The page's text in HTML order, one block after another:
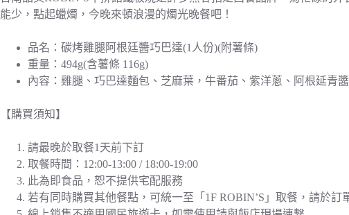
能少，點起蠟燭，今晚來頓浪漫的燭光晚餐吧！
品名：碳烤雞腿阿根廷醬巧巴達(1人份)(附薯條)
重量：494g(含薯條 116g)
內容：雞腿、巧巴達麵包、芝麻葉，牛番茄、紫洋蔥、阿根延青
【購買須知】
請最晚於取餐1天前下訂
取餐時間：12:00-13:00 / 18:00-19:00
此為即食品，恕不提供宅配服務
若有同時購買其他餐點，可統一至「1F ROBIN’S」取餐，請於訂